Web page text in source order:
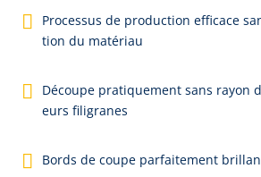
Pro­ces­sus de pro­duc­tion ef­fi­ca­ce
tion du ma­té­ri­au
Dé­cou­pe pra­ti­que­ment sans ray­on
eurs fi­li­gra­nes
Bords de coupe par­fai­te­ment